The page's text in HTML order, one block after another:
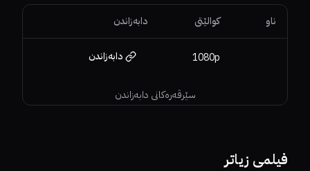
سێرڤەرەکانی دابەزاندن
ناو کوالێتی دابەزاندن
1080p دابەزاندن
فیلمی زیاتر